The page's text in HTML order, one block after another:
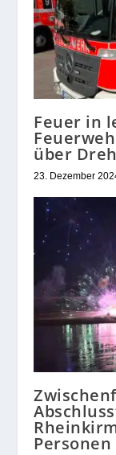
Feuer in
über
23. Dezember